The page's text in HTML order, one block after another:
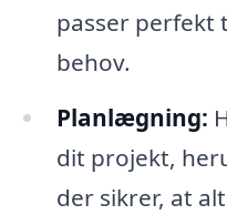
passer perfekt
behov.
Planlægning:
dit projekt,
der sikrer, at